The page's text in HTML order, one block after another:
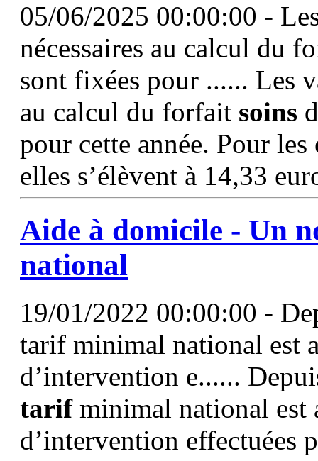
05/06/2025 00:00:00 -
nécessaires au calcul du
sont fixées pour ...... Les
au calcul du forfait soins
pour cette année. Pour
elles s’élèvent à 14,33
Aide à domicile - Un
national
19/01/2022 00:00:00 -
tarif minimal national est
d’intervention e......
tarifminimal national est
d’intervention effectuées